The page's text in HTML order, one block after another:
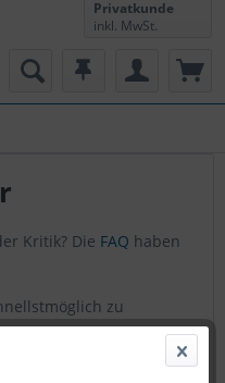
Privatkunde
inkl. MwSt.
Kritik? Die FAQ haben
zu